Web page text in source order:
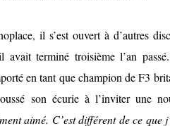
il s’est ouvert à d’autres
terminé troisième l’an
en tant que champion de F3
son écurie à l’inviter une
aimé. C’est différent de ce que